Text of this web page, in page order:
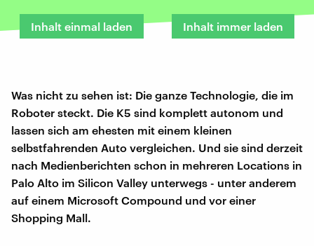
Inhalt einmal laden Inhalt immer laden
Was nicht zu sehen ist: Die ganze Technologie, die im
Roboter steckt. Die K5 sind komplett autonom und
lassen sich am ehesten mit einem kleinen
selbstfahrenden Auto vergleichen. Und sie sind derzeit
nach Medienberichten schon in mehreren Locations in
Palo Alto im Silicon Valley unterwegs - unter anderem
auf einem Microsoft Compound und vor einer
Shopping Mall.